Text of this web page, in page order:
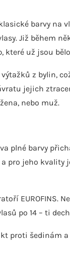
barvy na
Již během
které už jsou
z bylin,
jejich
nebo muž.
plné barvy
pro jeho kvality
EUROFINS.
po 14 – ti
proti šedinám